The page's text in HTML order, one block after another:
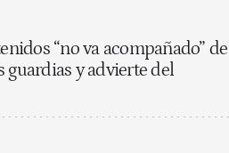
“no va acompañado” de
guardias y advierte del